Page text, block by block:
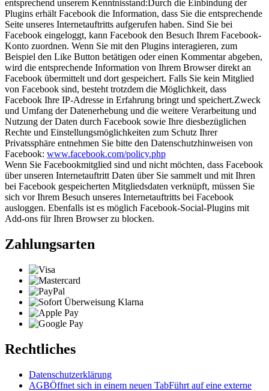
entsprechend unserem Kenntnisstand:Durch die Einbindung der
Plugins erhält Facebook die Information, dass Sie die entsprechende
Seite unseres Internetauftritts aufgerufen haben. Sind Sie bei
Facebook eingeloggt, kann Facebook den Besuch Ihrem Facebook-
Konto zuordnen. Wenn Sie mit den Plugins interagieren, zum
Beispiel den Like Button betätigen oder einen Kommentar abgeben,
wird die entsprechende Information von Ihrem Browser direkt an
Facebook übermittelt und dort gespeichert. Falls Sie kein Mitglied
von Facebook sind, besteht trotzdem die Möglichkeit, dass
Facebook Ihre IP-Adresse in Erfahrung bringt und speichert.Zweck
und Umfang der Datenerhebung und die weitere Verarbeitung und
Nutzung der Daten durch Facebook sowie Ihre diesbezüglichen
Rechte und Einstellungsmöglichkeiten zum Schutz Ihrer
Privatssphäre entnehmen Sie bitte den Datenschutzhinweisen von
Facebook: www.facebook.com/policy.php
Wenn Sie Facebookmitglied sind und nicht möchten, dass Facebook
über unseren Internetauftritt Daten über Sie sammelt und mit Ihren
bei Facebook gespeicherten Mitgliedsdaten verknüpft, müssen Sie
sich vor Ihrem Besuch unseres Internetauftritts bei Facebook
ausloggen. Ebenfalls ist es möglich Facebook-Social-Plugins mit
Add-ons für Ihren Browser zu blocken.
Zahlungsarten
Rechtliches
Datenschutzerklärung
AGBÖffnet sich in einem neuen TabFührt auf eine externe